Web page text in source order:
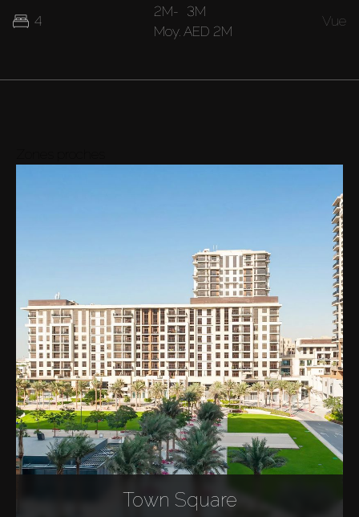
4
2M- 3M
Moy. AED 2M
Vue
Town Square